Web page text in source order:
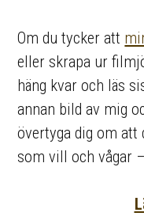
Om du tycker att
eller skrapa ur
häng kvar och läs
annan bild av mig
övertyga dig om att
som vill och vågar